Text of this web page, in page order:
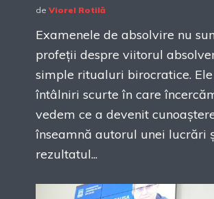
de Viorel Rotilă
Examenele de absolvire nu
profeții despre viitorul
simple ritualuri birocratice.
întâlniri scurte în care
vedem ce a devenit
înseamnă autorul unei lucrări
rezultatul...